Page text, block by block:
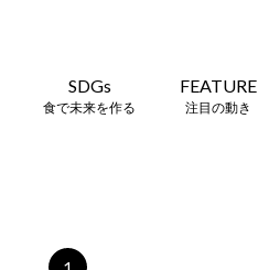
SDGs
食で未来を作る
FEATURE
注目の動き